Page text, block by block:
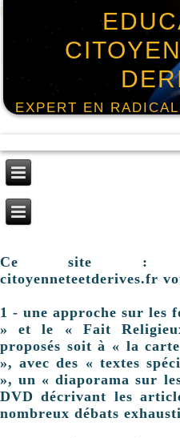
EXPERT EN
Ce site :
citoyenneteetderives.fr
1 - une approche sur les
» et le « Fait
proposés soit à « la
», avec des « textes
», un « diaporama sur
DVD décrivant les
nombreux débats